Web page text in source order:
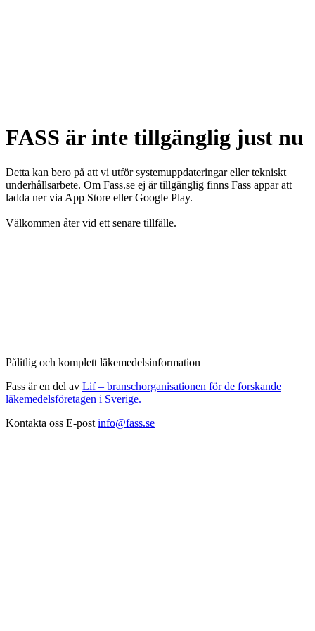
FASS är inte tillgänglig just nu
Detta kan bero på att vi utför systemuppdateringar eller tekniskt
underhållsarbete. Om Fass.se ej är tillgänglig finns Fass appar att
ladda ner via App Store eller Google Play.
Välkommen åter vid ett senare tillfälle.
Pålitlig och komplett läkemedelsinformation
Fass är en del av Lif – branschorganisationen för de forskande
läkemedelsföretagen i Sverige.
Kontakta oss E-post info@fass.se